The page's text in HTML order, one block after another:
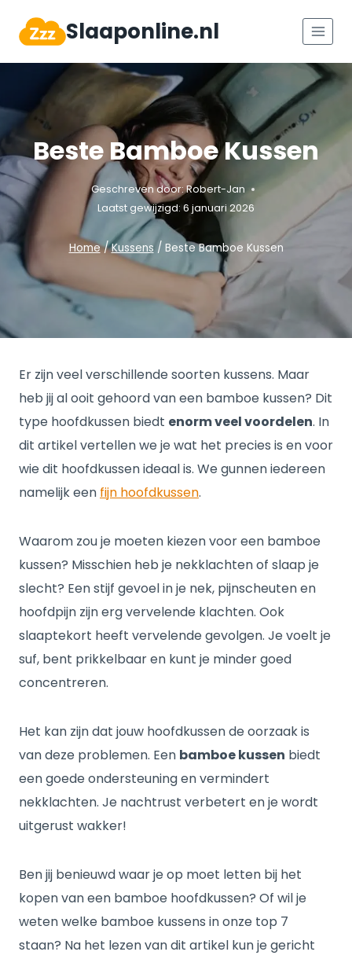
naar
Slaaponline.nl
Beste Bamboe Kussen
Geschreven door:Robert-Jan
Laatst gewijzigd: 6 januari 2026
Home / Kussens / Beste Bamboe Kussen
Er zijn veel verschillende soorten kussens. Maar
heb jij al ooit gehoord van een bamboe kussen? Dit
type hoofdkussen biedt enorm veel voordelen. In
dit artikel vertellen we je wat het precies is en voor
wie dit hoofdkussen ideaal is. We gunnen iedereen
namelijk een fijn hoofdkussen.
Waarom zou je moeten kiezen voor een bamboe
kussen? Misschien heb je nekklachten of slaap je
slecht? Een stijf gevoel in je nek, pijnscheuten en
hoofdpijn zijn erg vervelende klachten. Ook
slaaptekort heeft vervelende gevolgen. Je voelt je
suf, bent prikkelbaar en kunt je minder goed
concentreren.
Het kan zijn dat jouw hoofdkussen de oorzaak is
van deze problemen. Een bamboe kussen biedt
een goede ondersteuning en vermindert
nekklachten. Je nachtrust verbetert en je wordt
uitgerust wakker!
Ben jij benieuwd waar je op moet letten bij het
kopen van een bamboe hoofdkussen? Of wil je
weten welke bamboe kussens in onze top 7
staan? Na het lezen van dit artikel kun je gericht